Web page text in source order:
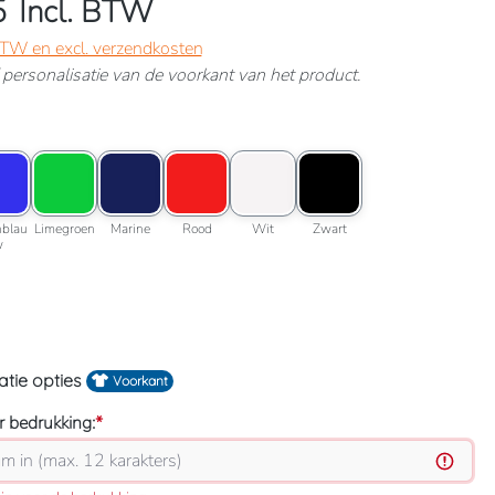
Incl. BTW
en excl. verzendkosten
van de voorkant van het product.
Korenblauw
Kleuroptie: Limegroen
Limegroen
Kleuroptie: Marine
Marine
Kleuroptie: Rood
Rood
Kleuroptie: Wit
Wit
Kleuroptie: Zwart
Zwart
opties Voorkant
bedrukking:*